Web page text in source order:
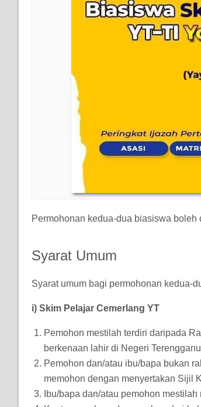
Permohonan kedua-dua biasiswa
Syarat Umum
Syarat umum bagi permohonan kedua-
i) Skim Pelajar Cemerlang YT
Pemohon mestilah terdiri daripada
berkenaan lahir di Negeri
Pemohon dan/atau ibu/bapa bukan
memohon dengan menyertakan Sijil
Ibu/bapa dan/atau pemohon